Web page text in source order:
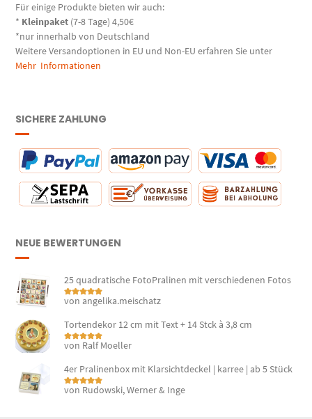
Für einige Produkte bieten wir auch:
* Kleinpaket (7-8 Tage) 4,50€
*nur innerhalb von Deutschland
Weitere Versandoptionen in EU und Non-EU erfahren Sie unter
Mehr Informationen
SICHERE ZAHLUNG
NEUE BEWERTUNGEN
25 quadratische FotoPralinen mit verschiedenen Fotos
Bewertet mit
von angelika.meischatz
Tortendekor 12 cm mit Text + 14 Stck à 3,8 cm
Bewertet mit
von Ralf Moeller
4er Pralinenbox mit Klarsichtdeckel | karree | ab 5 Stück
Bewertet mit
von Rudowski, Werner & Inge